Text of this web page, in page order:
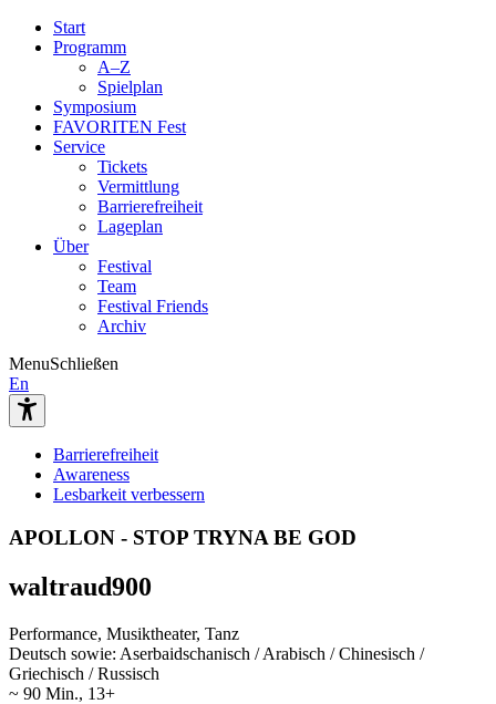
Start
Programm
A–Z
Spielplan
Symposium
FAVORITEN Fest
Service
Tickets
Vermittlung
Barrierefreiheit
Lageplan
Über
Festival
Team
Festival Friends
Archiv
MenuSchließen
En
Barrierefreiheit
Awareness
Lesbarkeit verbessern
APOLLON - STOP TRYNA BE GOD
waltraud900
Performance, Musiktheater, Tanz
Deutsch sowie: Aserbaidschanisch / Arabisch / Chinesisch /
Griechisch / Russisch
~ 90 Min., 13+